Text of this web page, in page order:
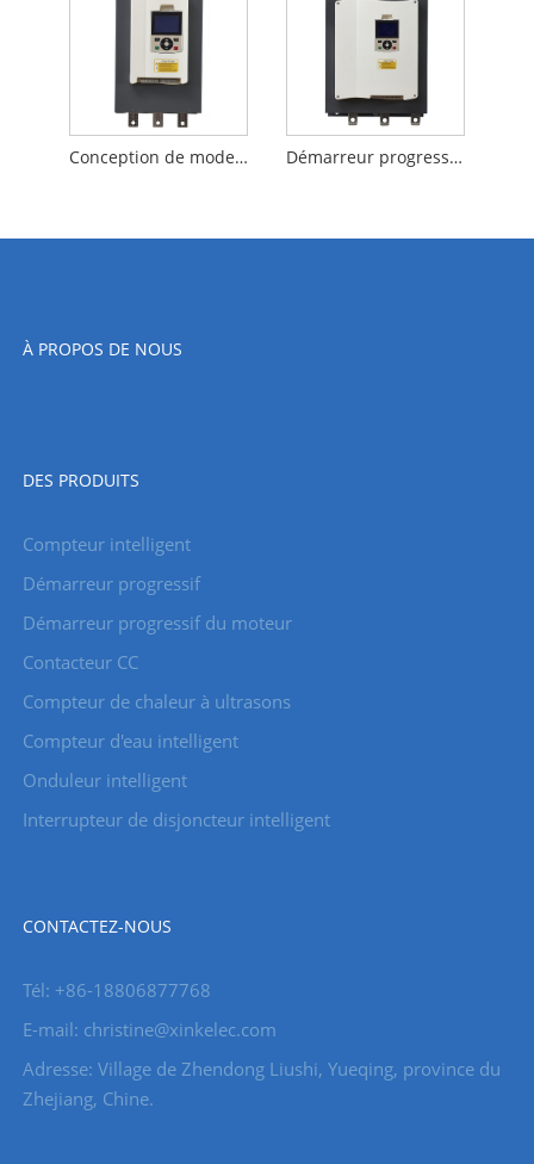
Conception de mode de vente chaude 90KW démarreur progressif de dérivation intégré pour l'industrie textile Démarreur progressif triphasé de dérivation intégré standard de la Chine 132KW pour compresseur d'air
À PROPOS DE NOUS
DES PRODUITS
Compteur intelligent
Démarreur progressif
Démarreur progressif du moteur
Contacteur CC
Compteur de chaleur à ultrasons
Compteur d'eau intelligent
Onduleur intelligent
Interrupteur de disjoncteur intelligent
CONTACTEZ-NOUS
Tél: +86-18806877768
E-mail: christine@xinkelec.com
Adresse: Village de Zhendong Liushi, Yueqing, province du
Zhejiang, Chine.